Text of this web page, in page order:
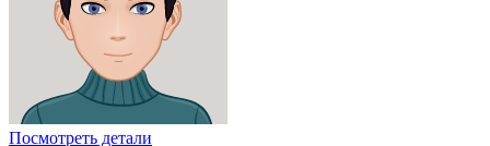
Посмотреть детали